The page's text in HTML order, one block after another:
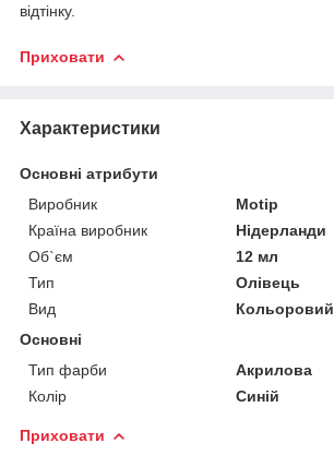
відтінку.
Приховати
Характеристики
Основні атрибути
Виробник
Motip
Країна виробник
Нідерланди
Об`єм
12 мл
Тип
Олівець
Вид
Кольоровий
Основні
Тип фарби
Акрилова
Колір
Синій
Приховати